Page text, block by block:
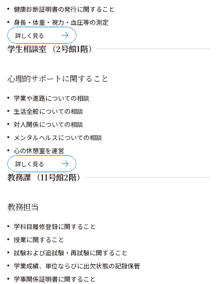
健康診断証明書の発行に関すること
身長・体重・視力・血圧等の測定
詳しく見る
学生相談室 （2号館1階）
心理的サポートに関すること
学業や進路についての相談
生活全般についての相談
対人関係についての相談
メンタルヘルスについての相談
心の休憩室を運営
詳しく見る
教務課 （11号館2階）
教務担当
学科目履修登録に関すること
授業に関すること
試験および追試験・再試験に関すること
学業成績、単位ならびに出欠状態の記録保管
学事関係証明書に関すること